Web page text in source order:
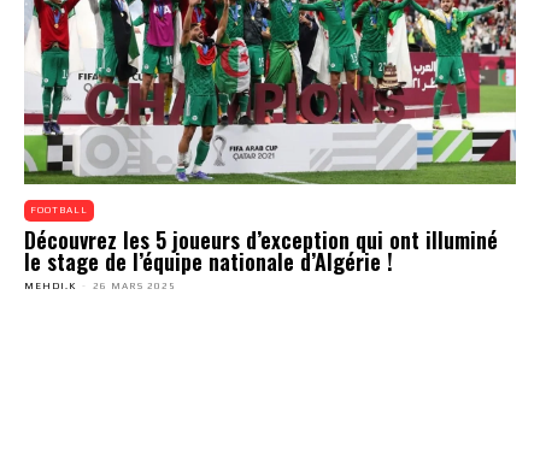
FOOTBALL
Découvrez les 5 joueurs d’exception qui ont illuminé
le stage de l’équipe nationale d’Algérie !
MEHDI.K - 26 MARS 2025